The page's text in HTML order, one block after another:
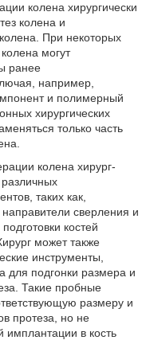
колена хирургически
колена и
При некоторых
могут
ранее
например,
и полимерный
хирургических
только часть
колена хирург-
таких как,
сверления и
костей
может также
инструменты,
для подгонки размера и
Такие пробные
размеру и
протеза, но не
в кость